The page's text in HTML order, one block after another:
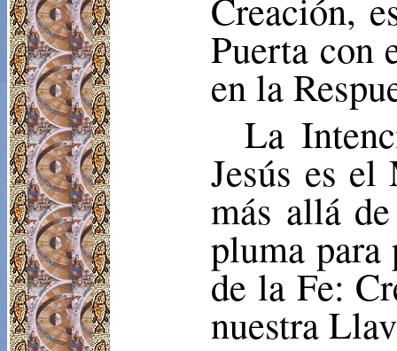
Puerta con
en la
La
Jesús es
más allá
pluma para
de la Fe:
nuestra